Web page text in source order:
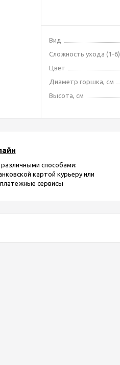
Вид
Сложность ухода (1-6)
Цвет
Диаметр горшка, см
Высота, см
способами:
картой курьеру или
сервисы